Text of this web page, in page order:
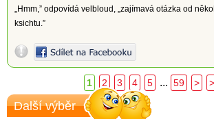
„Hmm,” odpovídá velbloud, „zajímavá otázka od
ksichtu.”
1 2 3 4 5 ... 59 >
Další výběr